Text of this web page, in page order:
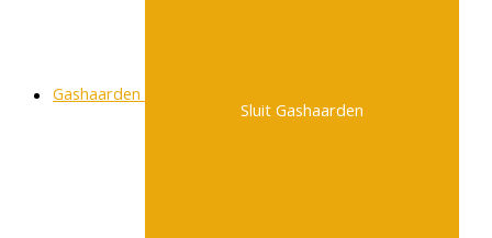
Gashaarden
Sluit Gashaarden